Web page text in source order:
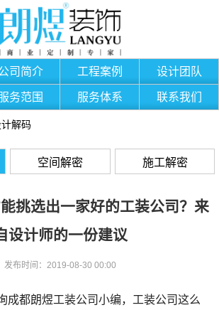
司简介 工程案例 设计团队
务范围 服务体系 联系我们
解码
空间解密 施工解密
挑选出一家好的工装公司？来
设计师的一份建议
发布时间：2019-08-30 00:00
成都朗煜工装公司小编，工装公司这么